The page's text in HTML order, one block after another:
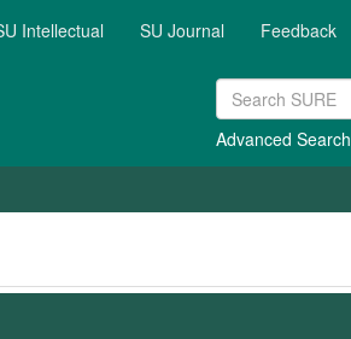
Intellectual SU Journal Feedback
Advanced Search